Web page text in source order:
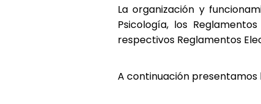
La organización y
Psicología, los
respectivos Reglamentos
A continuación presentamos